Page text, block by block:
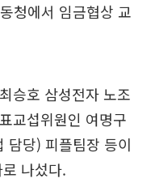
청에서 임금협상 교
승호 삼성전자 노조
교섭위원인 여명구
담당) 피플팀장 등이
나섰다.